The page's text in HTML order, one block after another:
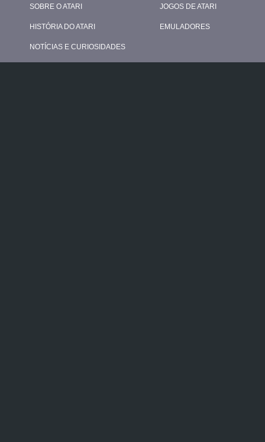
SOBRE O ATARI
HISTÓRIA DO ATARI
NOTÍCIAS E CURIOSIDADES
JOGOS DE ATARI
EMULADORES